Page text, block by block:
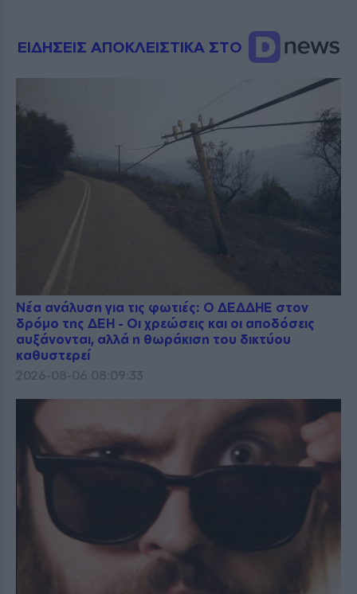
ΕΙΔΗΣΕΙΣ ΑΠΟΚΛΕΙΣΤΙΚΑ ΣΤΟ
Νέα ανάλυση για τις φωτιές: Ο ΔΕΔΔΗΕ στον
δρόμο της ΔΕΗ - Οι χρεώσεις και οι αποδόσεις
αυξάνονται, αλλά η θωράκιση του δικτύου
καθυστερεί
2026-08-06 08:09:33